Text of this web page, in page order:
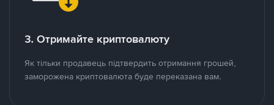
3. Отримайте криптовалюту
Як тільки продавець підтвердить отримання грошей,
заморожена криптовалюта буде переказана вам.